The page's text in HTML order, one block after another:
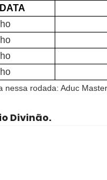
DATA
nessa rodada: Aduc Master.
Divinão.